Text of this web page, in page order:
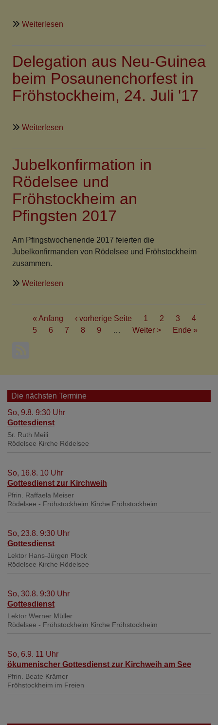
Weiterlesen
im
Delegation aus Neu-Guinea
beim Posaunenchorfest in
Fröhstockheim, 24. Juli '17
Weiterlesen
Neu-
beim
Posaunenchorfest
Fröhstockheim,
Juli
'17
Jubelkonfirmation in
Rödelsee und
Fröhstockheim an
Pfingsten 2017
Am Pfingstwochenende 2017 feierten die
Jubelkonfirmanden von Rödelsee und Fröhstockheim
zusammen.
Weiterlesen
Rödelsee
und
2017
Seitennummerierung
First
page
« Anfang
Vorherige
Seite
‹ vorherige Seite Seite
1 Seite
2 Seite
3
Seite
4
Seite
5 Seite
6 Seite
7 Seite
8 Seite
9 …
Nächste
Weiter >
Last
Ende »
Die nächsten Termine
So, 9.8. 9:30 Uhr
Gottesdienst
Sr. Ruth Meili
Rödelsee Kirche Rödelsee
So, 16.8. 10 Uhr
Gottesdienst zur Kirchweih
Pfrin. Raffaela Meiser
Rödelsee - Fröhstockheim Kirche Fröhstockheim
So, 23.8. 9:30 Uhr
Gottesdienst
Lektor Hans-Jürgen Plock
Rödelsee Kirche Rödelsee
So, 30.8. 9:30 Uhr
Gottesdienst
Lektor Werner Müller
Rödelsee - Fröhstockheim Kirche Fröhstockheim
So, 6.9. 11 Uhr
ökumenischer Gottesdienst zur Kirchweih am See
Pfrin. Beate Krämer
Fröhstockheim im Freien